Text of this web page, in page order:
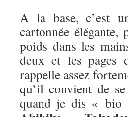
A la base, c’est
cartonnée
poids dans les
deux et les pages
rappelle assez
qu’il convient de
quand je dis « bio